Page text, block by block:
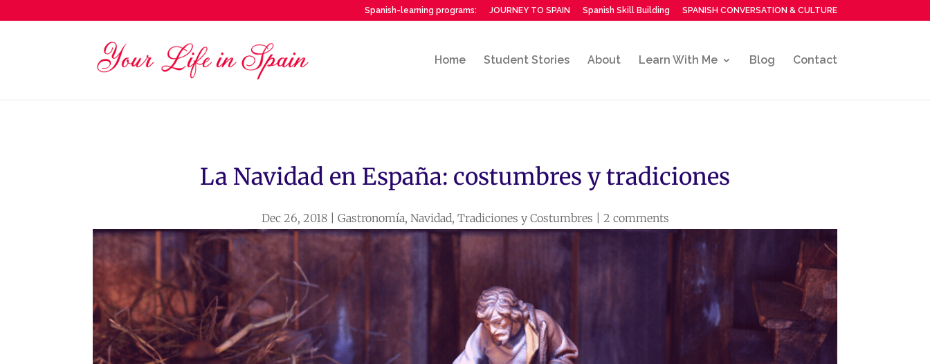
Spanish-learning programs: JOURNEY TO SPAIN Spanish Skill Building SPANISH CONVERSATION & CULTURE
Home Student Stories About Learn With Me Blog Contact
La Navidad en España: costumbres y tradiciones
Dec 26, 2018| Gastronomía, Navidad, Tradiciones y Costumbres 2 comments